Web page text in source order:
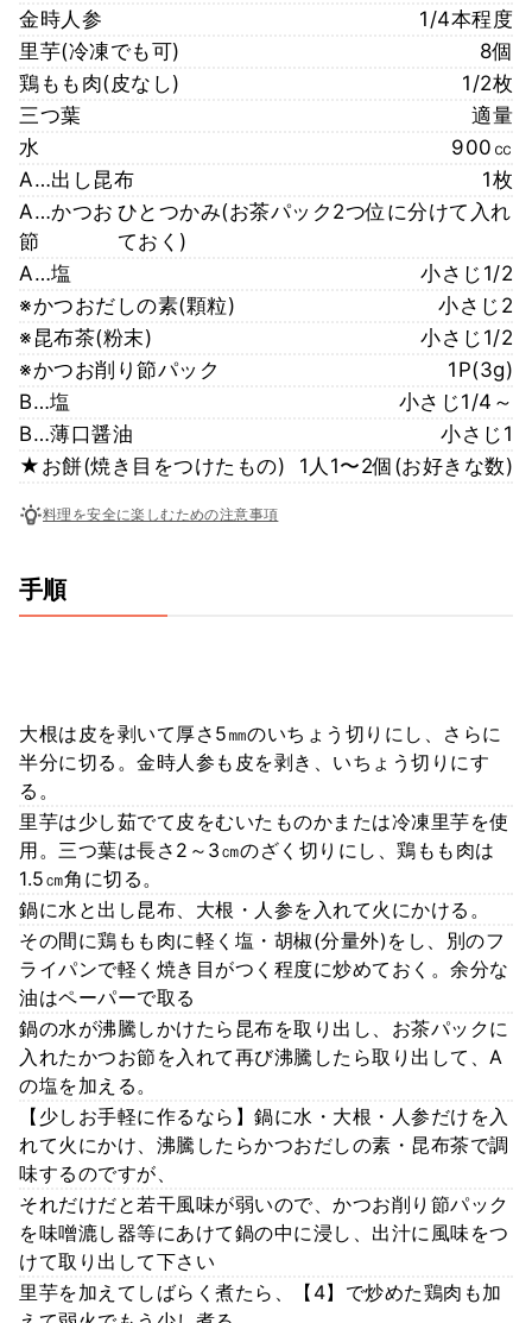
金時人参
1/4本程度
里芋(冷凍でも可)
8個
鶏もも肉(皮なし)
1/2枚
三つ葉
適量
水
900㏄
A…出し昆布
1枚
A…かつお
節
ひとつかみ(お茶パック2つ位に分けて入れ
ておく)
A…塩
小さじ1/2
※かつおだしの素(顆粒)
小さじ2
※昆布茶(粉末)
小さじ1/2
※かつお削り節パック
1P(3g)
B…塩
小さじ1/4～
B…薄口醤油
小さじ1
★お餅(焼き目をつけたもの)
1人1〜2個(お好きな数)
料理を安全に楽しむための注意事項
手順
大根は皮を剥いて厚さ5㎜のいちょう切りにし、さらに
半分に切る。金時人参も皮を剥き、いちょう切りにす
る。
里芋は少し茹でて皮をむいたものかまたは冷凍里芋を使
用。三つ葉は長さ2～3㎝のざく切りにし、鶏もも肉は
1.5㎝角に切る。
鍋に水と出し昆布、大根・人参を入れて火にかける。
その間に鶏もも肉に軽く塩・胡椒(分量外)をし、別のフ
ライパンで軽く焼き目がつく程度に炒めておく。余分な
油はペーパーで取る
鍋の水が沸騰しかけたら昆布を取り出し、お茶パックに
入れたかつお節を入れて再び沸騰したら取り出して、A
の塩を加える。
【少しお手軽に作るなら】鍋に水・大根・人参だけを入
れて火にかけ、沸騰したらかつおだしの素・昆布茶で調
味するのですが、
それだけだと若干風味が弱いので、かつお削り節パック
を味噌漉し器等にあけて鍋の中に浸し、出汁に風味をつ
けて取り出して下さい
里芋を加えてしばらく煮たら、【4】で炒めた鶏肉も加